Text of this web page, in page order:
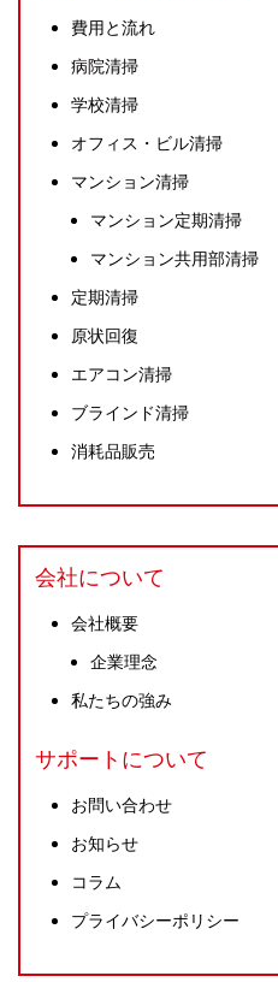
費用と流れ
病院清掃
学校清掃
オフィス・ビル清掃
マンション清掃
マンション定期清掃
マンション共用部清掃
定期清掃
原状回復
エアコン清掃
ブラインド清掃
消耗品販売
会社について
会社概要
企業理念
私たちの強み
サポートについて
お問い合わせ
お知らせ
コラム
プライバシーポリシー